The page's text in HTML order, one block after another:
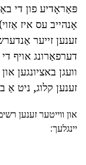
פּאַראָדיע פון די
אָנהייב עס איז
זענען זייער
דערפאַרונג אויף
וועגן באציונגען
זענען קלוג, ניט
און ווייטער זענען
יינגלעך: